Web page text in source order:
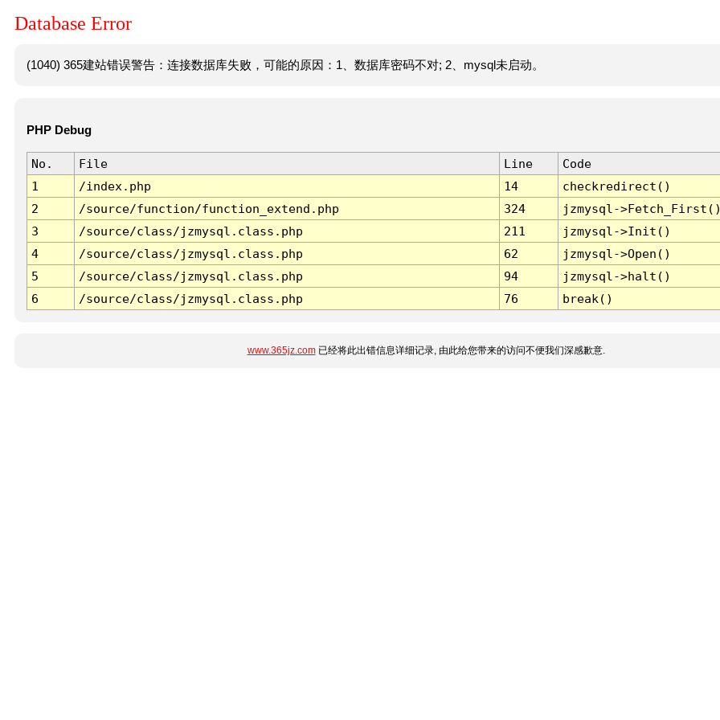
Database Error
(1040) 365建站错误警告：连接数据库失败，可能的原因：1、数据库密码不对; 2、mysql未启动。
PHP Debug
No. File Line
Code
1
/index.php 14
checkredirect()
2
/source/function/function_extend.php 324
jzmysql-
3
/source/class/jzmysql.class.php 211
jzmysql->Init()
4
/source/class/jzmysql.class.php 62
jzmysql->Open()
5
/source/class/jzmysql.class.php 94
jzmysql->halt()
6
/source/class/jzmysql.class.php 76 break()
www.365jz.com已经将此出错信息详细记录, 由此给您带来的访问不便我们深感歉意.